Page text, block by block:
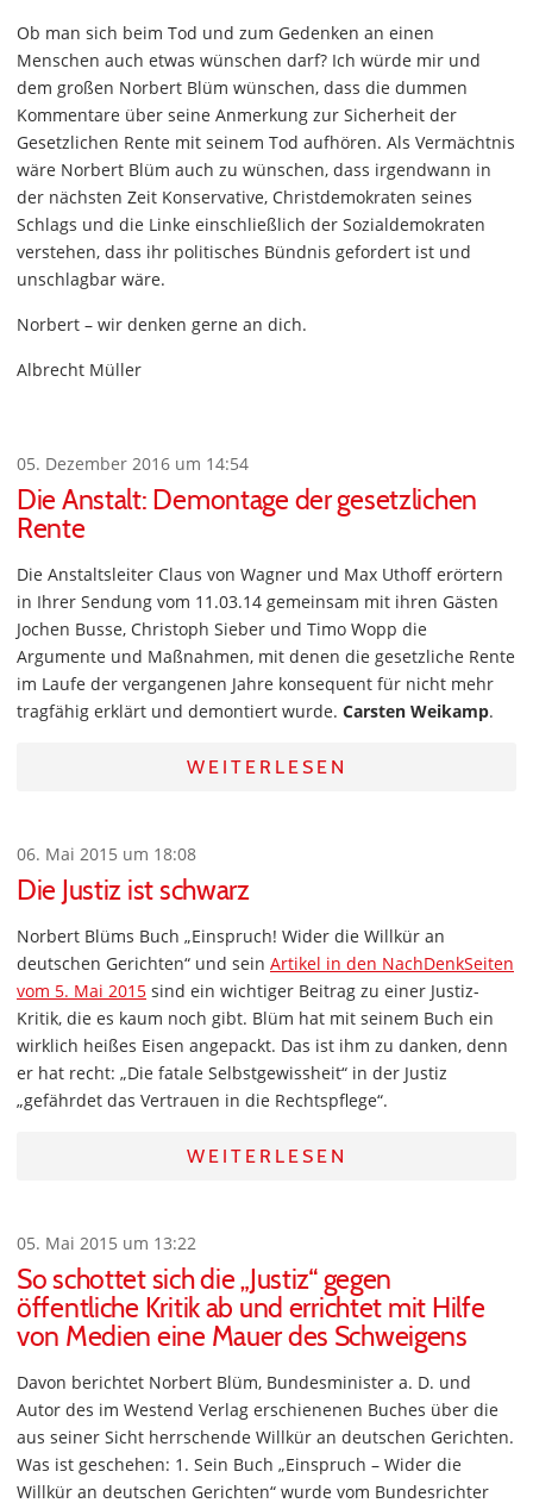
Ob man sich beim Tod und zum Gedenken an einen
Menschen auch etwas wünschen darf? Ich würde mir und
dem großen Norbert Blüm wünschen, dass die dummen
Kommentare über seine Anmerkung zur Sicherheit der
Gesetzlichen Rente mit seinem Tod aufhören. Als Vermächtnis
wäre Norbert Blüm auch zu wünschen, dass irgendwann in
der nächsten Zeit Konservative, Christdemokraten seines
Schlags und die Linke einschließlich der Sozialdemokraten
verstehen, dass ihr politisches Bündnis gefordert ist und
unschlagbar wäre.
Norbert – wir denken gerne an dich.
Albrecht Müller
05. Dezember 2016 um 14:54
Die Anstalt: Demontage der gesetzlichen
Rente
Die Anstaltsleiter Claus von Wagner und Max Uthoff erörtern
in Ihrer Sendung vom 11.03.14 gemeinsam mit ihren Gästen
Jochen Busse, Christoph Sieber und Timo Wopp die
Argumente und Maßnahmen, mit denen die gesetzliche Rente
im Laufe der vergangenen Jahre konsequent für nicht mehr
tragfähig erklärt und demontiert wurde. Carsten Weikamp.
WEITERLESEN
06. Mai 2015 um 18:08
Die Justiz ist schwarz
Norbert Blüms Buch „Einspruch! Wider die Willkür an
deutschen Gerichten“ und sein Artikel in den NachDenkSeiten
vom 5. Mai 2015 sind ein wichtiger Beitrag zu einer Justiz-
Kritik, die es kaum noch gibt. Blüm hat mit seinem Buch ein
wirklich heißes Eisen angepackt. Das ist ihm zu danken, denn
er hat recht: „Die fatale Selbstgewissheit“ in der Justiz
„gefährdet das Vertrauen in die Rechtspflege“.
WEITERLESEN
05. Mai 2015 um 13:22
So schottet sich die „Justiz“ gegen
öffentliche Kritik ab und errichtet mit Hilfe
von Medien eine Mauer des Schweigens
Davon berichtet Norbert Blüm, Bundesminister a. D. und
Autor des im Westend Verlag erschienenen Buches über die
aus seiner Sicht herrschende Willkür an deutschen Gerichten.
Was ist geschehen: 1. Sein Buch „Einspruch – Wider die
Willkür an deutschen Gerichten“ wurde vom Bundesrichter